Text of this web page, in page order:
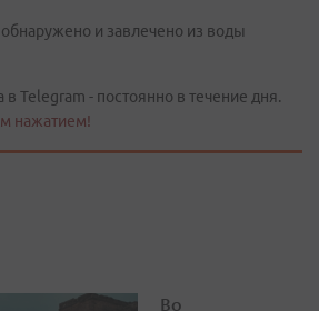
и завлечено из воды
Telegram - постоянно в течение дня.
нажатием!
Во